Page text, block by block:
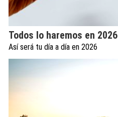
Todos lo haremos en 2026
Así será tu día a día en 2026